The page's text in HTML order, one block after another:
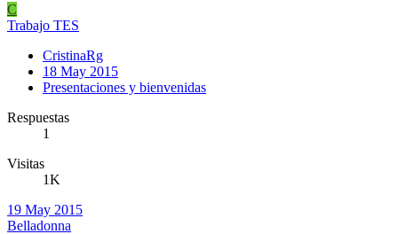
C
Trabajo TES
CristinaRg
18 May 2015
Presentaciones y bienvenidas
Respuestas
1
Visitas
1K
19 May 2015
Belladonna